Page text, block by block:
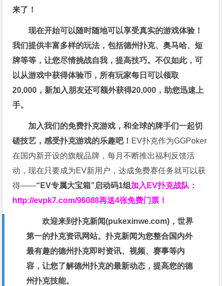
来了！
现在开始可以随时随地可以享受真实的游戏体验！
我们提供丰富多样的玩法，包括德州扑克、奥马哈、短
牌等等，让您尽情挑战自我，提高技巧。不仅如此， 可
以从游戏中获得体验币，所有玩家每日可以领取
20,000，新加入朋友还可额外获得20,000，助您迅速上
手。
加入我们的免费扑克游戏，和全球的牌手们一起切
磋技艺，感受扑克游戏的乐趣吧！ EV扑克作为GGPoker
在国内新开设的旗舰品牌，每月不断推出福利反馈活
动，现在只要成为EV新用户，达成免费赛任务就可以获
得——“EV专属大宝箱”启动码1组加入EV扑克战队：
http://evpk7.com/96088再送4张免费门票！
欢迎来到扑克新闻(pukexinwe.com)，世界
第一的扑克资讯网站。扑克新闻为您整合国内外
最有趣的德州扑克即时资讯、视频、赛事等内
容，让您了解德州扑克的最新动态，提高您的德
州扑克技能。